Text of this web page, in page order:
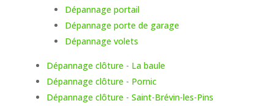
Dépannage portail
Dépannage porte de garage
Dépannage volets
Dépannage clôture - La baule
Dépannage clôture - Pornic
Dépannage clôture - Saint-Brévin-les-Pins